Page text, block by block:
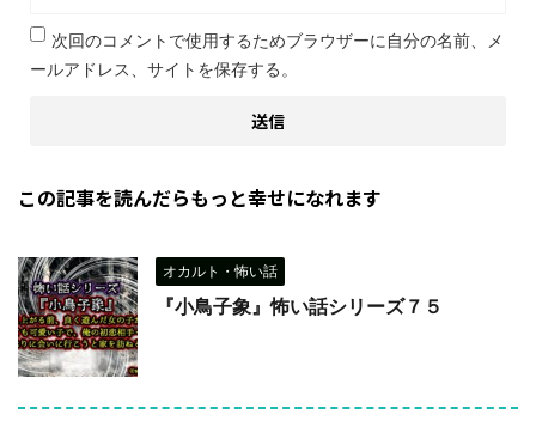
次回のコメントで使用するためブラウザーに自分の名前、メ
ールアドレス、サイトを保存する。
この記事を読んだらもっと幸せになれます
オカルト・怖い話
『小鳥子象』怖い話シリーズ７５